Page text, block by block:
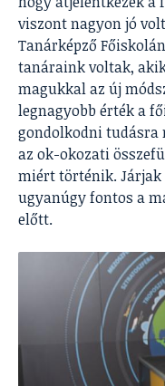
viszont nagyon jó
Tanárképző
tanáraink voltak,
magukkal az új
legnagyobb érték a
gondolkodni tudásra
az ok-okozati
miért történik. Járjak
ugyanúgy fontos a
előtt.